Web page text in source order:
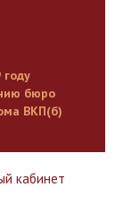
бюро
ВКП(б)
кабинет